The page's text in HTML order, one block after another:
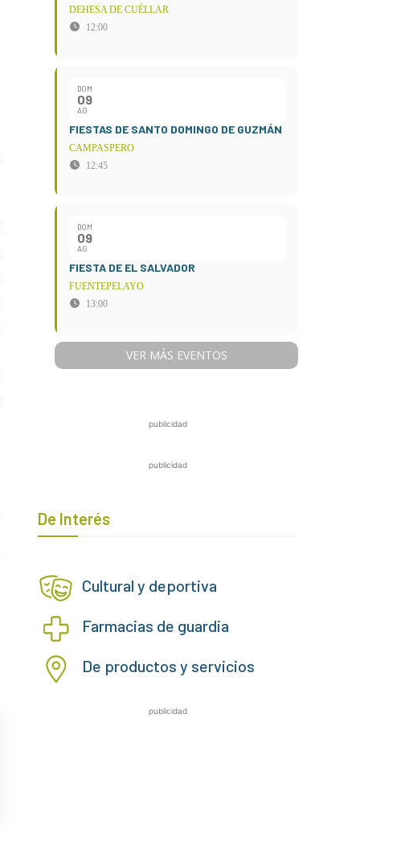
DEHESA DE CUÉLLAR
12:00
DOM
09
AG
FIESTAS DE SANTO DOMINGO DE GUZMÁN
CAMPASPERO
12:45
DOM
09
AG
FIESTA DE EL SALVADOR
FUENTEPELAYO
13:00
VER MÁS EVENTOS
publicidad
publicidad
De Interés
Cultural y deportiva
Farmacias de guardia
De productos y servicios
publicidad